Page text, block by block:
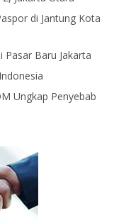
di Jantung Kota
Pasar Baru Jakarta
Ungkap Penyebab